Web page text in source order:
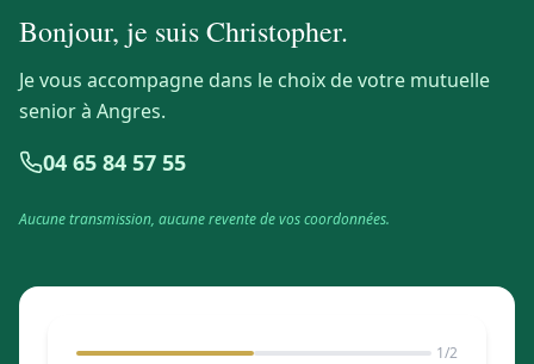
Bonjour, je suisChristopher.
Je vous accompagne dans le choix de votre mutuelle
senior à Angres.
04 65 84 57 55
Aucune transmission, aucune revente de vos coordonnées.
1/2